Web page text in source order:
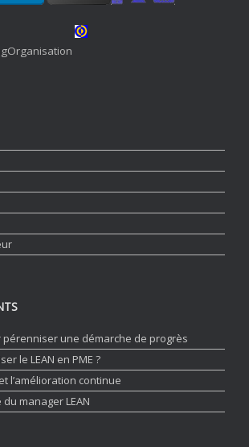
pérenniser une démarche de progrès
le LEAN en PME ?
l’amélioration continue
manager LEAN